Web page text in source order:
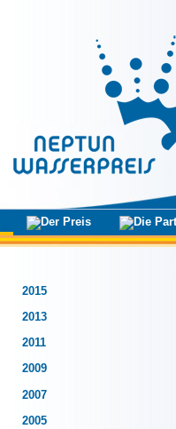
2015
2013
2011
2009
2007
2005